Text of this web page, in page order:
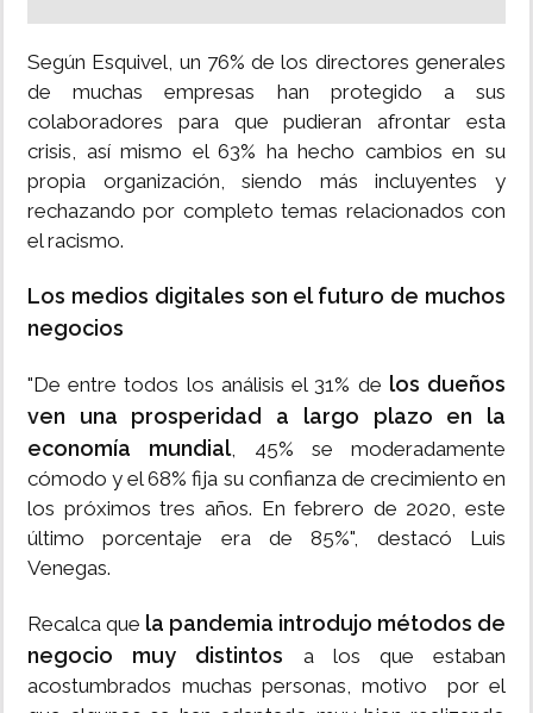
Según Esquivel, un 76% de los directores generales
de muchas empresas han protegido a sus
colaboradores para que pudieran afrontar esta
crisis, así mismo el 63% ha hecho cambios en su
propia organización, siendo más incluyentes y
rechazando por completo temas relacionados con
el racismo.
Los medios digitales son el futuro de muchos
negocios
"De entre todos los análisis el 31% de los dueños
ven una prosperidad a largo plazo en la
economía mundial, 45% se moderadamente
cómodo y el 68% fija su confianza de crecimiento en
los próximos tres años. En febrero de 2020, este
último porcentaje era de 85%", destacó Luis
Venegas.
Recalca que la pandemia introdujo métodos de
negocio muy distintos a los que estaban
acostumbrados muchas personas, motivo por el